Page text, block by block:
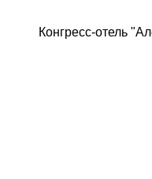
Конгресс-отель